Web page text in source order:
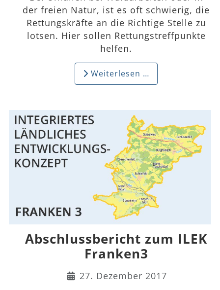
der freien Natur, ist es oft schwierig, die
Rettungskräfte an die Richtige Stelle zu
lotsen. Hier sollen Rettungstreffpunkte
helfen.
Weiterlesen …
Abschlussbericht zum ILEK
Franken3
Details
27. Dezember 2017